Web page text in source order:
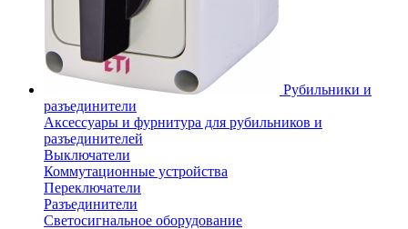
Рубильники и
разъединители
Аксессуары и фурнитура для рубильников и
разъединителей
Выключатели
Коммутационные устройства
Переключатели
Разъединители
Светосигнальное оборудование